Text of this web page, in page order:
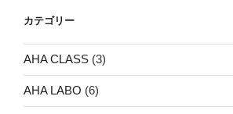
カテゴリー
AHA CLASS (3)
AHA LABO (6)